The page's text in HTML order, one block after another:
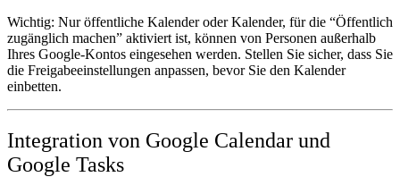
Wichtig: Nur öffentliche Kalender oder Kalender, für die “Öffentlich
zugänglich machen” aktiviert ist, können von Personen außerhalb
Ihres Google-Kontos eingesehen werden. Stellen Sie sicher, dass Sie
die Freigabeeinstellungen anpassen, bevor Sie den Kalender
einbetten.
Integration von Google Calendar und
Google Tasks